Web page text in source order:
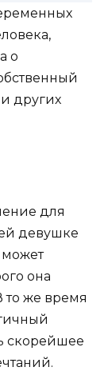
о
других
для
девушке
она
то же время
скорейшее